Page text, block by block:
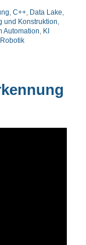
, C++, Data Lake,
und Konstruktion,
Automation, KI
Robotik